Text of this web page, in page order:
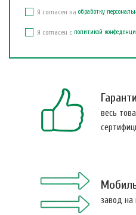
Я согласен на обработку
Я согласен с политикой
весь
завод на